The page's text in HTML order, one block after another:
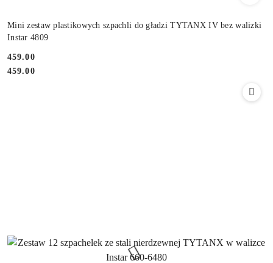
Mini zestaw plastikowych szpachli do gładzi TYTANX IV bez walizki
Instar 4809
Cena:
459.00
Cena:
459.00